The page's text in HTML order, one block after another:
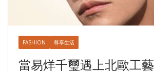
FASHION 尊享生活
當易烊千璽遇上北歐工